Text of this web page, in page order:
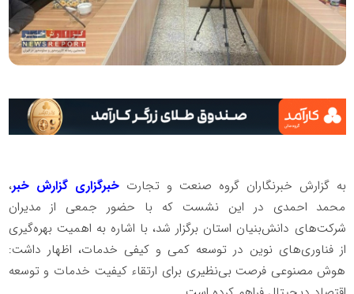
به گزارش خبرنگاران گروه صنعت و تجارتخبرگزاری گزارش خبر،
محمد احمدی در این نشست که با حضور جمعی از مدیران
شرکت‌های دانش‌بنیان استان برگزار شد، با اشاره به اهمیت بهره‌گیری
از فناوری‌های نوین در توسعه کمی و کیفی خدمات، اظهار داشت:
هوش مصنوعی فرصت بی‌نظیری برای ارتقاء کیفیت خدمات و توسعه